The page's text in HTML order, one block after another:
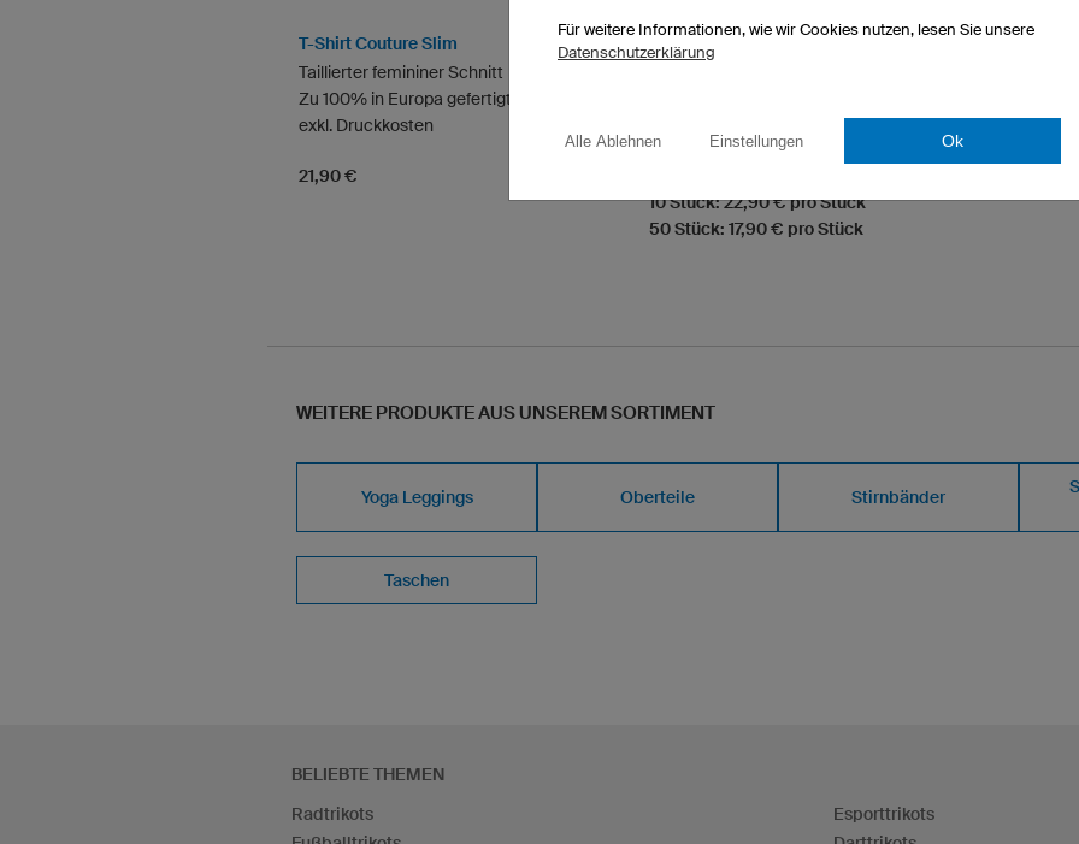
T-Shirt Couture Slim
Taillierter femininer Schnitt
Zu 100% in Europa gefertigt
exkl. Druckkosten
21,90 €
Hoodie Prime
10 Stück: 22,90 € pro Stück
50 Stück: 17,90 € pro Stück
WEITERE PRODUKTE AUS UNSEREM SORTIMENT
Yoga Leggings Oberteile Stirnbänder
Taschen
BELIEBTE THEMEN
Radtrikots
Esporttrikots
Für weitere Informationen, wie wir Cookies nutzen, lesen Sie unsere
Datenschutzerklärung
Alle Ablehnen Einstellungen Ok